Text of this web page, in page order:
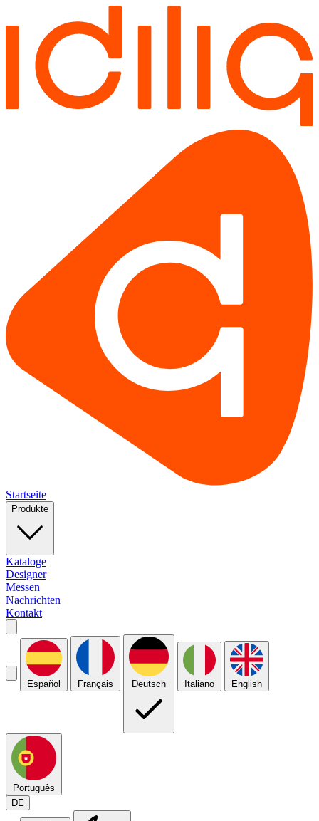
Startseite
Produkte
Kataloge
Designer
Messen
Nachrichten
Kontakt
Español Français Deutsch Italiano English
Português
DE